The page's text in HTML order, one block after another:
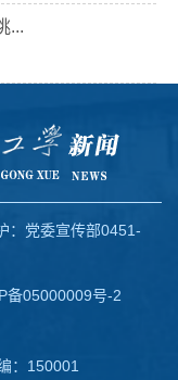
...
：党委宣传部0451-
备05000009号-2
：150001